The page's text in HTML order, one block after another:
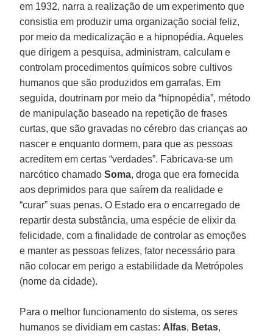
em 1932, narra a realização de um experimento que
consistia em produzir uma organização social feliz,
por meio da medicalização e a hipnopédia. Aqueles
que dirigem a pesquisa, administram, calculam e
controlam procedimentos químicos sobre cultivos
humanos que são produzidos em garrafas. Em
seguida, doutrinam por meio da “hipnopédia”, método
de manipulação baseado na repetição de frases
curtas, que são gravadas no cérebro das crianças ao
nascer e enquanto dormem, para que as pessoas
acreditem em certas “verdades”. Fabricava-se um
narcótico chamadoSoma, droga que era fornecida
aos deprimidos para que saírem da realidade e
“curar” suas penas. O Estado era o encarregado de
repartir desta substância, uma espécie de elixir da
felicidade, com a finalidade de controlar as emoções
e manter as pessoas felizes, fator necessário para
não colocar em perigo a estabilidade da Metrópoles
(nome da cidade).
Para o melhor funcionamento do sistema, os seres
humanos se dividiam em castas: Alfas, Betas,